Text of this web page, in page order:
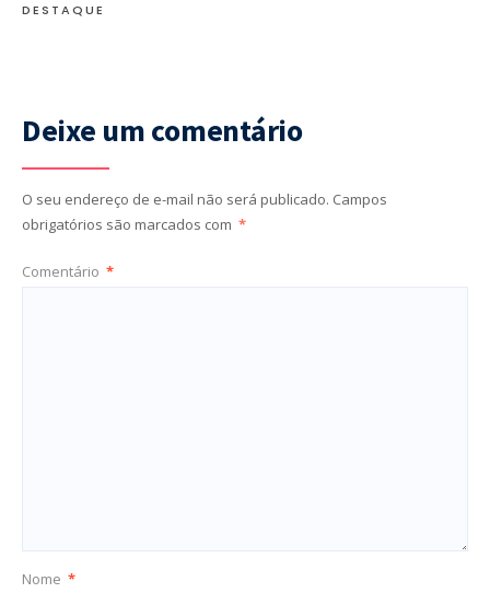
DESTAQUE
Deixe um comentário
O seu endereço de e-mail não será publicado. Campos
obrigatórios são marcados com *
Comentário *
Nome *